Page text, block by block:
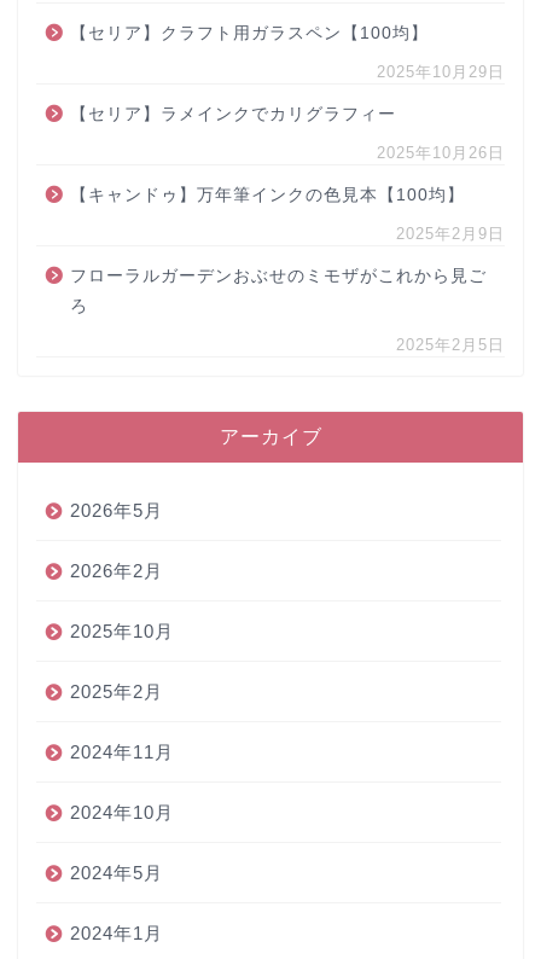
【セリア】クラフト用ガラスペン【100均】
2025年10月29日
【セリア】ラメインクでカリグラフィー
2025年10月26日
【キャンドゥ】万年筆インクの色見本【100均】
2025年2月9日
フローラルガーデンおぶせのミモザがこれから見ご
ろ
2025年2月5日
アーカイブ
2026年5月
2026年2月
2025年10月
2025年2月
2024年11月
2024年10月
2024年5月
2024年1月